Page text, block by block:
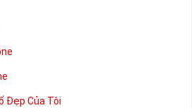
Đẹp Của Tôi